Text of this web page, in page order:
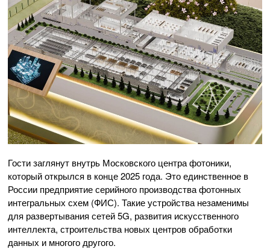
Гости заглянут внутрь Московского центра фотоники,
который открылся в конце 2025 года. Это единственное в
России предприятие серийного производства фотонных
интегральных схем (ФИС). Такие устройства незаменимы
для развертывания сетей 5G, развития искусственного
интеллекта, строительства новых центров обработки
данных и многого другого.